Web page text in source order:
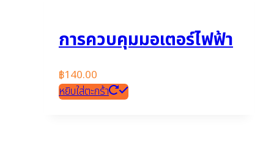
การควบคุมมอเตอร์ไฟฟ้า
฿140.00
หยิบใส่ตะกร้า